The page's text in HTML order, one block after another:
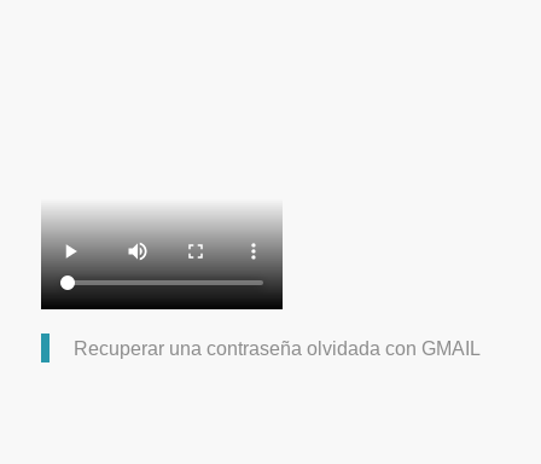
Recuperar una contraseña olvidada con GMAIL